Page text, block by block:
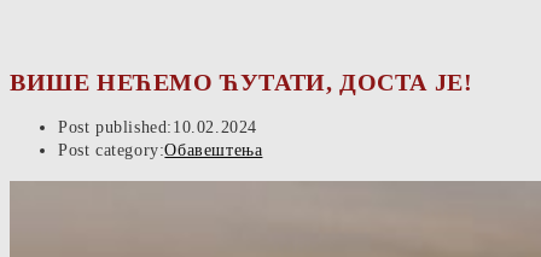
ВИШЕ НЕЋЕМО ЋУТАТИ, ДОСТА ЈЕ!
Post published: 10.02.2024
Post category:Обавештења